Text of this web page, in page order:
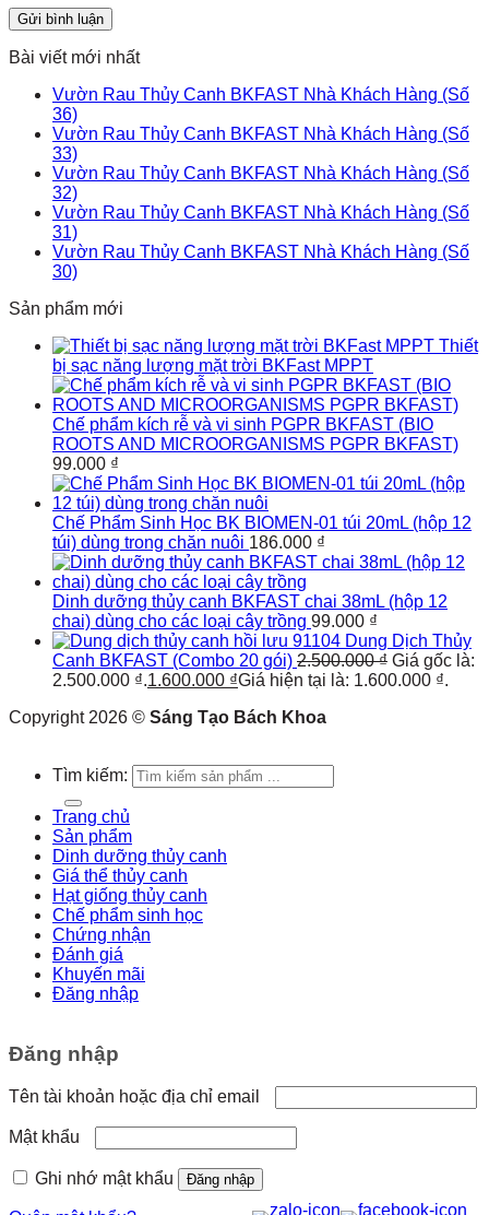
Bài viết mới nhất
Vườn Rau Thủy Canh BKFAST Nhà Khách Hàng (Số
36)
Vườn Rau Thủy Canh BKFAST Nhà Khách Hàng (Số
33)
Vườn Rau Thủy Canh BKFAST Nhà Khách Hàng (Số
32)
Vườn Rau Thủy Canh BKFAST Nhà Khách Hàng (Số
31)
Vườn Rau Thủy Canh BKFAST Nhà Khách Hàng (Số
30)
Sản phẩm mới
Thiết
bị sạc năng lượng mặt trời BKFast MPPT
Chế phẩm kích rễ và vi sinh PGPR BKFAST (BIO
ROOTS AND MICROORGANISMS PGPR BKFAST)
99.000 ₫
Chế Phẩm Sinh Học BK BIOMEN-01 túi 20mL (hộp 12
túi) dùng trong chăn nuôi 186.000 ₫
Dinh dưỡng thủy canh BKFAST chai 38mL (hộp 12
chai) dùng cho các loại cây trồng 99.000 ₫
Dung Dịch Thủy
Canh BKFAST (Combo 20 gói) 2.500.000₫ Giá gốc là:
2.500.000 ₫.1.600.000 ₫Giá hiện tại là: 1.600.000 ₫.
Copyright 2026 © Sáng Tạo Bách Khoa
Tìm kiếm:
Trang chủ
Sản phẩm
Dinh dưỡng thủy canh
Giá thể thủy canh
Hạt giống thủy canh
Chế phẩm sinh học
Chứng nhận
Đánh giá
Khuyến mãi
Đăng nhập
Đăng nhập
Tên tài khoản hoặc địa chỉ email
Mật khẩu
Ghi nhớ mật khẩu Đăng nhập